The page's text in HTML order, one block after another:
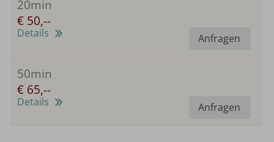
20min
€ 50,--
Anfragen
Details
50min
€ 65,--
Anfragen
Details